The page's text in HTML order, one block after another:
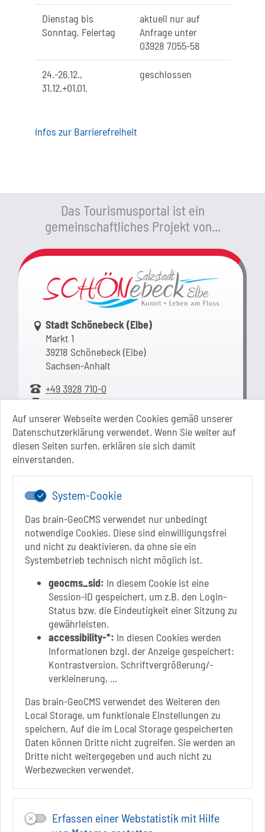
Auf unserer Webseite werden Cookies gemäß unserer
Datenschutzerklärung verwendet. Wenn Sie weiter auf
diesen Seiten surfen, erklären sie sich damit
einverstanden.
System-Cookie
Das brain-GeoCMS verwendet nur unbedingt
notwendige Cookies. Diese sind einwilligungsfrei
und nicht zu deaktivieren, da ohne sie ein
Systembetrieb technisch nicht möglich ist.
geocms_sid: In diesem Cookie ist eine
Session-ID gespeichert, um z.B. den Login-
Status bzw. die Eindeutigkeit einer Sitzung zu
gewährleisten.
accessibility-*: In diesen Cookies werden
Informationen bzgl. der Anzeige gespeichert:
Kontrastversion, Schriftvergrößerung/-
verkleinerung, ...
Das brain-GeoCMS verwendet des Weiteren den
Local Storage, um funktionale Einstellungen zu
speichern. Auf die im Local Storage gespeicherten
Daten können Dritte nicht zugreifen. Sie werden an
Dritte nicht weitergegeben und auch nicht zu
Werbezwecken verwendet.
Erfassen einer Webstatistik mit Hilfe
Dienstag bis
Sonntag, Feiertag
aktuell nur auf
Anfrage unter
03928 7055-58
24.-26.12.,
31.12.+01.01.
geschlossen
Infos zur Barrierefreiheit
Das Tourismusportal ist ein
gemeinschaftliches Projekt von...
Link zur Google-Maps Navigation
Stadt Schönebeck (Elbe)
Markt 1
39218 Schönebeck (Elbe)
Sachsen-Anhalt
+49 3928 710-0
+49 3928 710-199
stadt.sbk[at]schoenebeck-elbe.de
www.schoenebeck.de
Mo.: 13 Uhr - 15 Uhr
Di.: 9 Uhr - 11.30 Uhr
13 Uhr - 18 Uhr
Do.: 9 Uhr - 11.30 Uhr
Fr.: nach Vereinbarung
FACEBOOK
INSTAGRAM
Link zur Google-Maps Navigation
SOLEPARK Schönebeck/Bad Salzelmen
Eigenbetrieb der Stadt Schönebeck (Elbe)
Badepark 1
39218 Schönebeck (Elbe)
+49 3928 7055-0
info[at]solepark.de
www.visitschoenebeck.de
Infos zur Barrierefreiheit